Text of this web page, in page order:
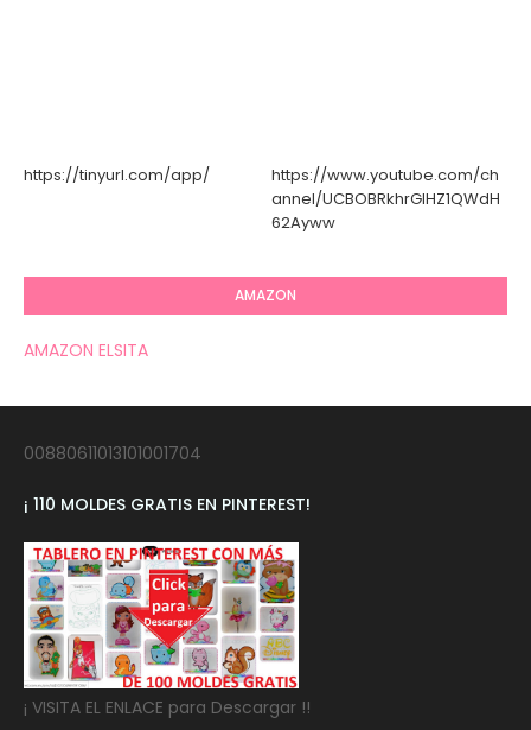
https://tinyurl.com/app/
https://www.youtube.com/ch
annel/UCBOBRkhrGIHZ1QWdH
62Ayww
AMAZON
AMAZON ELSITA
00880611013101001704
¡ 110 MOLDES GRATIS EN PINTEREST!
¡ VISITA EL ENLACE para Descargar !!